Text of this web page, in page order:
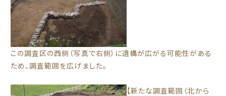
この調査区の西側（写真で右側）に遺構が広がる可能性がある
ため、調査範囲を広げました。
【新たな調査範囲（北から